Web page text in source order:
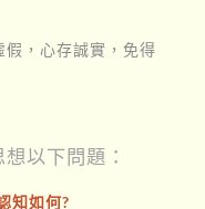
，心存誠實，免得
以下問題：
知如何?